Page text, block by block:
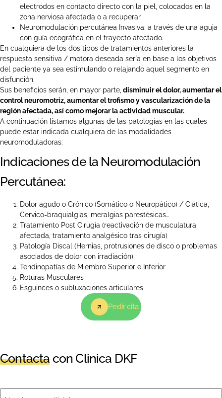
electrodos en contacto directo con la piel, colocados en la
zona nerviosa afectada o a recuperar.
Neuromodulación percutánea Invasiva: a través de una aguja
con guía ecográfica en el trayecto afectado.
En cualquiera de los dos tipos de tratamientos anteriores la
respuesta sensitiva / motora deseada sería en base a los objetivos
del paciente ya sea estimulando o relajando aquel segmento en
disfunción.
Sus beneficios serán, en mayor parte, disminuir el dolor, aumentar el
control neuromotriz, aumentar el trofismo y vascularización de la
región afectada, así como mejorar la actividad muscular.
A continuación listamos algunas de las patologías en las cuales
puede estar indicada cualquiera de las modalidades
neuromoduladoras:
Indicaciones de la Neuromodulación
Percutánea:
Dolor agudo o Crónico (Somático o Neuropático) / Ciática,
Cervico-braquialgias, meralgias parestésicas…
Tratamiento Post Cirugía (reactivación de musculatura
afectada, tratamiento analgésico tras cirugía)
Patología Discal (Hernias, protrusiones de disco o problemas
asociados de dolor con irradiación)
Tendinopatías de Miembro Superior e Inferior
Roturas Musculares
Esguinces o subluxaciones articulares
Pedir cita
Contacta con Clinica DKF